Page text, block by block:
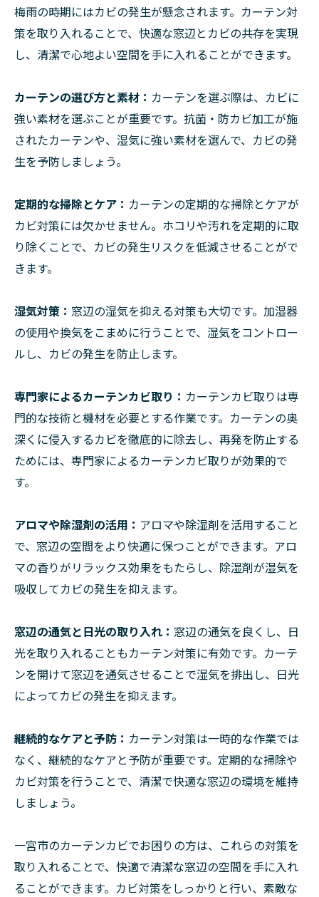
梅雨の時期にはカビの発生が懸念されます。カーテン対
策を取り入れることで、快適な窓辺とカビの共存を実現
し、清潔で心地よい空間を手に入れることができます。
カーテンの選び方と素材： カーテンを選ぶ際は、カビに
強い素材を選ぶことが重要です。抗菌・防カビ加工が施
されたカーテンや、湿気に強い素材を選んで、カビの発
生を予防しましょう。
定期的な掃除とケア： カーテンの定期的な掃除とケアが
カビ対策には欠かせません。ホコリや汚れを定期的に取
り除くことで、カビの発生リスクを低減させることがで
きます。
湿気対策： 窓辺の湿気を抑える対策も大切です。加湿器
の使用や換気をこまめに行うことで、湿気をコントロー
ルし、カビの発生を防止します。
専門家によるカーテンカビ取り： カーテンカビ取りは専
門的な技術と機材を必要とする作業です。カーテンの奥
深くに侵入するカビを徹底的に除去し、再発を防止する
ためには、専門家によるカーテンカビ取りが効果的で
す。
アロマや除湿剤の活用： アロマや除湿剤を活用すること
で、窓辺の空間をより快適に保つことができます。アロ
マの香りがリラックス効果をもたらし、除湿剤が湿気を
吸収してカビの発生を抑えます。
窓辺の通気と日光の取り入れ： 窓辺の通気を良くし、日
光を取り入れることもカーテン対策に有効です。カーテ
ンを開けて窓辺を通気させることで湿気を排出し、日光
によってカビの発生を抑えます。
継続的なケアと予防： カーテン対策は一時的な作業では
なく、継続的なケアと予防が重要です。定期的な掃除や
カビ対策を行うことで、清潔で快適な窓辺の環境を維持
しましょう。
一宮市のカーテンカビでお困りの方は、これらの対策を
取り入れることで、快適で清潔な窓辺の空間を手に入れ
ることができます。カビ対策をしっかりと行い、素敵な